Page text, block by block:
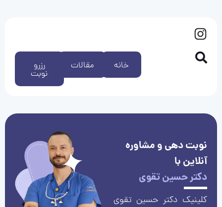
رزرو
نوبت
مقالات خانه
نوبت دهی و مشاوره
آنلاین با
دکتر حسین تقوی
کلینیک دکتر حسین تقوی